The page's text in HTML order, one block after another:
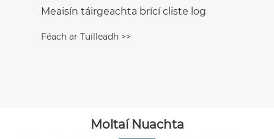
Meaisín táirgeachta brící cliste log
Féach ar Tuilleadh >>
Moltaí Nuachta